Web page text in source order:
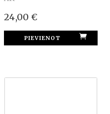
24,00 €